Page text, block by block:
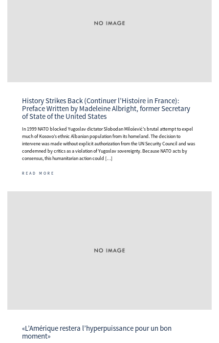
History Strikes Back (Continuer l’Histoire in France):
Preface Written by Madeleine Albright, former Secretary
of State of the United States
In 1999 NATO blocked Yugoslav dictator Slobodan Milošević’s brutal attempt to expel
much of Kosovo’s ethnic Albanian population from its homeland. The decision to
intervene was made without explicit authorization from the UN Security Council and was
condemned by critics as a violation of Yugoslav sovereignty. Because NATO acts by
consensus, this humanitarian action could […]
READ MORE
«L’Amérique restera l’hyperpuissance pour un bon
moment»